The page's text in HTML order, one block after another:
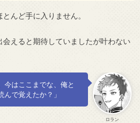
んど手に入りません。
えると期待していましたが叶わない
ロラン
今はここまでな、俺と
で覚えたか？」